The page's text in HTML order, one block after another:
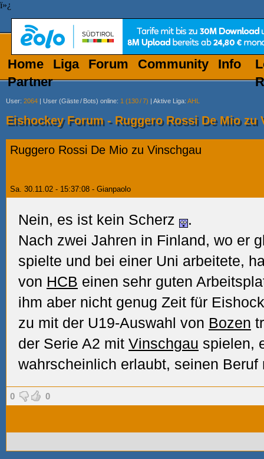
ï»¿
Home Liga Forum Community
Info
Partner
User: 2064 | User (Gäste/ Bots) online: 1 (130/7) | Aktive Liga: AHL
Eishockey Forum - Ruggero Rossi De Mio zu
Ruggero Rossi De Mio zu Vinschgau
Sa. 30.11.02 - 15:37:08 - Gianpaolo
Nein, es ist kein Scherz
.
Nach zwei Jahren in Finland, wo er
spielte und bei einer Uni arbeitete,
von HCB einen sehr guten
ihm aber nicht genug Zeit für
zu mit der U19-Auswahl von Bozen
der Serie A2 mit Vinschgau spielen,
wahrscheinlich erlaubt, seinen
0 0